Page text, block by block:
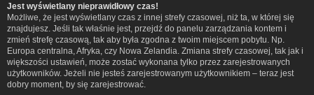
Jest wyświetlany nieprawidłowy czas!
Możliwe, że jest wyświetlany czas z innej strefy czasowej, niż ta, w której się
znajdujesz. Jeśli tak właśnie jest, przejdź do panelu zarządzania kontem i
zmień strefę czasową, tak aby była zgodna z twoim miejscem pobytu. Np.
Europa centralna, Afryka, czy Nowa Zelandia. Zmiana strefy czasowej, tak jak i
większości ustawień, może zostać wykonana tylko przez zarejestrowanych
użytkowników. Jeżeli nie jesteś zarejestrowanym użytkownikiem – teraz jest
dobry moment, by się zarejestrować.